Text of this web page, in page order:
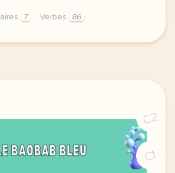
7 Verbes 86
materiel pour allophones de
C2
C1